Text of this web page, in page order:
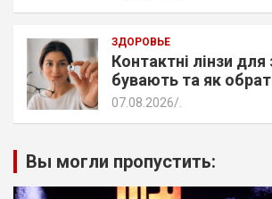
ЗДОРОВЬЕ
Контактні лінзи для
бувають та як
07.08.2026
Вы могли пропустить: